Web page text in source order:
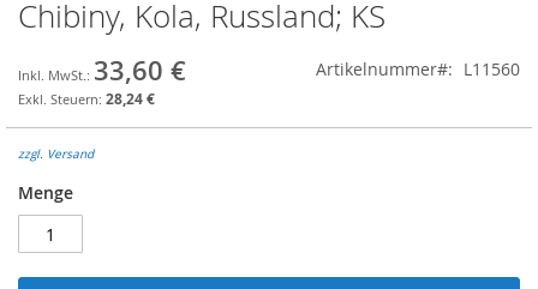
der
springen
Chibiny, Kola, Russland; KS
33,60 €
28,24 €
Artikelnummer L11560
zzgl. Versand
Menge